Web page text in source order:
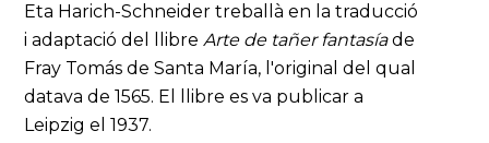
Eta Harich-Schneider treballà en la traducció
i adaptació del llibreArte de tañer fantasíade
Fray Tomás de Santa María, l'original del qual
datava de 1565. El llibre es va publicar a
Leipzig el 1937.